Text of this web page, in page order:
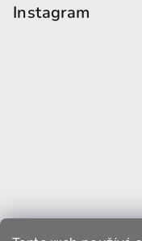
Instagram